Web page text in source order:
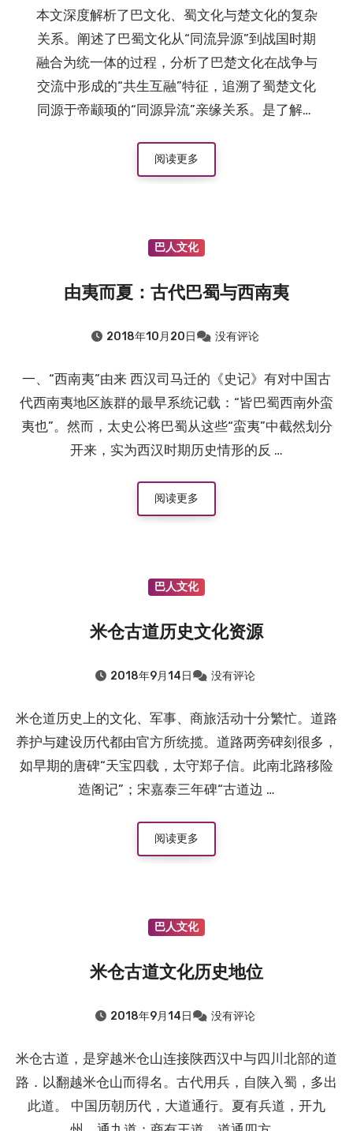
本文深度解析了巴文化、蜀文化与楚文化的复杂
关系。阐述了巴蜀文化从“同流异源”到战国时期
融合为统一体的过程，分析了巴楚文化在战争与
交流中形成的“共生互融”特征，追溯了蜀楚文化
同源于帝颛顼的“同源异流”亲缘关系。是了解巴
重要参考。
阅读更多
巴人文化
由夷而夏：古代巴蜀与西南夷
2018年10月20日 没有评论
一、“西南夷”由来 西汉司马迁的《史记》有对中国古
代西南夷地区族群的最早系统记载：“皆巴蜀西南外蛮
夷也”。然而，太史公将巴蜀从这些“蛮夷”中截然划分
开来，实为西汉时期历史情形的反 …
阅读更多
巴人文化
米仓古道历史文化资源
2018年9月14日 没有评论
米仓道历史上的文化、军事、商旅活动十分繁忙。道路
养护与建设历代都由官方所统揽。道路两旁碑刻很多，
如早期的唐碑“天宝四载，太守郑子信。此南北路移险
造阁记”；宋嘉泰三年碑“古道边 …
阅读更多
巴人文化
米仓古道文化历史地位
2018年9月14日 没有评论
米仓古道，是穿越米仓山连接陕西汉中与四川北部的道
路．以翻越米仓山而得名。古代用兵，自陕入蜀，多出
此道。 中国历朝历代，大道通行。夏有兵道，开九